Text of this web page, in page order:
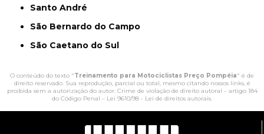
Santo André
São Bernardo do Campo
São Caetano do Sul
O conteúdo do texto "Treinamento para Motociclistas Preço Pompéia" é de
direito reservado. Sua reprodução, parcial ou total, mesmo citando nossos links, é
proibida sem a autorização do autor. Crime de violação de direito autoral – artigo 184
do Código Penal – Lei 9610/98 - Lei de direitos autorais.